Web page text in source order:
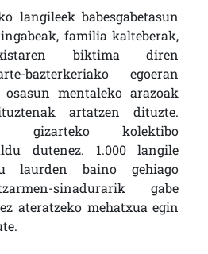
langileek babesgabetasun
familia kalteberak,
biktima diren
bazterkeriako egoeran
mentaleko arazoak
artatzen dituzte.
gizarteko kolektibo
dutenez. 1.000 langile
laurden baino gehiago
sinadurarik gabe
ateratzeko mehatxua egin